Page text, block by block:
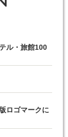
ル・旅館100
ロゴマークに